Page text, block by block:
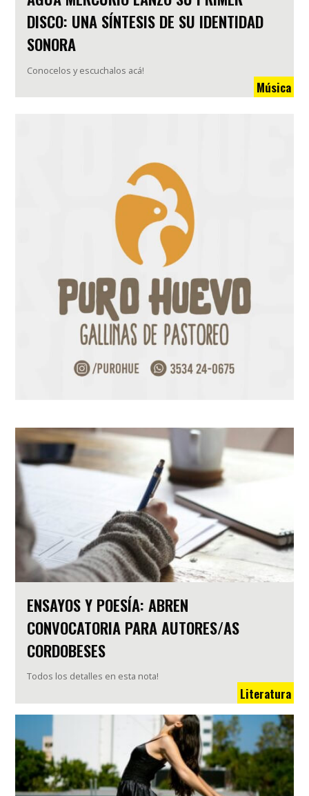
DISCO: UNA SÍNTESIS DE SU IDENTIDAD
SONORA
Conocelos y escuchalos acá!
Música
ENSAYOS Y POESÍA: ABREN
CONVOCATORIA PARA AUTORES/AS
CORDOBESES
Todos los detalles en esta nota!
Literatura